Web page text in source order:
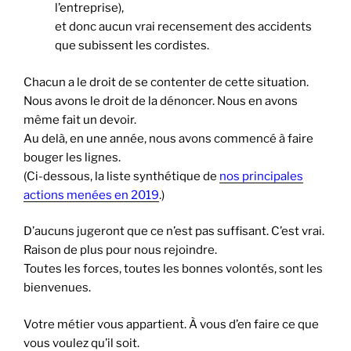
l’entreprise),
et donc aucun vrai recensement des accidents
que subissent les cordistes.
Chacun a le droit de se contenter de cette situation.
Nous avons le droit de la dénoncer. Nous en avons
même fait un devoir.
Au delà, en une année, nous avons commencé à faire
bouger les lignes.
(Ci-dessous, la liste synthétique de nos principales
actions menées en 2019.)
D’aucuns jugeront que ce n’est pas suffisant. C’est vrai.
Raison de plus pour nous rejoindre.
Toutes les forces, toutes les bonnes volontés, sont les
bienvenues.
Votre métier vous appartient. À vous d’en faire ce que
vous voulez qu’il soit.